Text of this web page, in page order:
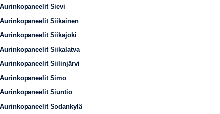
Aurinkopaneelit Sievi
Aurinkopaneelit Siikainen
Aurinkopaneelit Siikajoki
Aurinkopaneelit Siikalatva
Aurinkopaneelit Siilinjärvi
Aurinkopaneelit Simo
Aurinkopaneelit Siuntio
Aurinkopaneelit Sodankylä